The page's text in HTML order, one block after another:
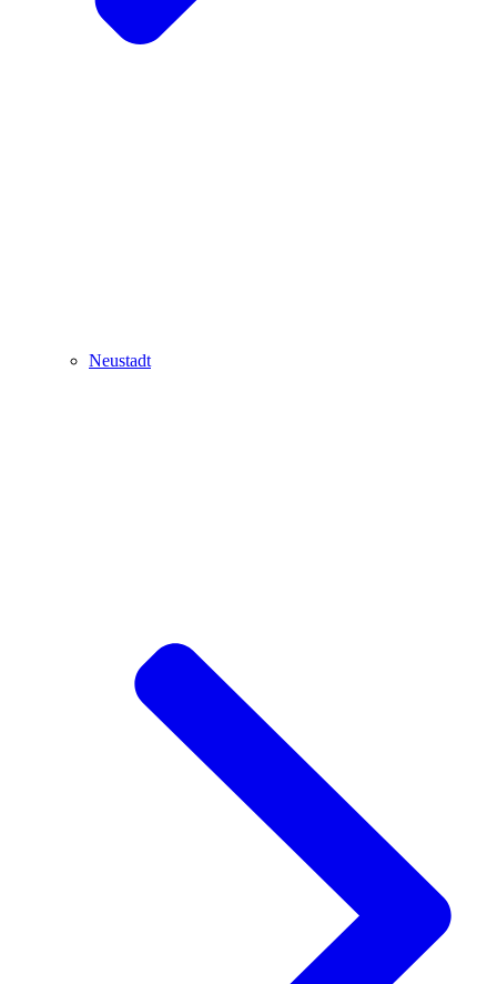
Neustadt